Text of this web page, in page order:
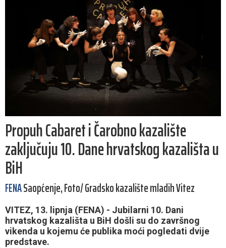
Propuh Cabaret i Čarobno kazalište
zaključuju 10. Dane hrvatskog kazališta u
BiH
FENASaopćenje, Foto/ Gradsko kazalište mladih Vitez
VITEZ, 13. lipnja (FENA) - Jubilarni 10. Dani
hrvatskog kazališta u BiH došli su do završnog
vikenda u kojemu će publika moći pogledati dvije
predstave.